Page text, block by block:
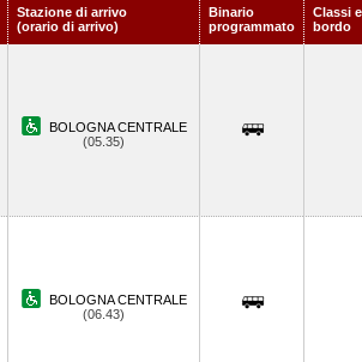
Stazione di arrivo
(orario di arrivo)
Binario
programmato
Classi
bordo
BOLOGNA CENTRALE
(05.35)
BOLOGNA CENTRALE
(06.43)